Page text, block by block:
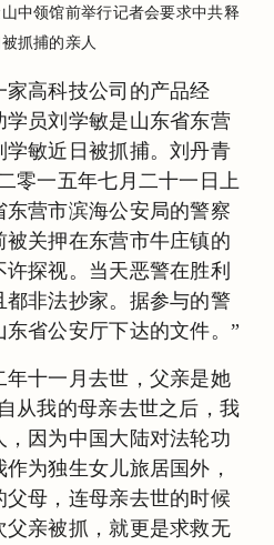
中领馆前举行记者会要求中共释
抓捕的亲人
高科技公司的产品经
员刘学敏是山东省东营
敏近日被抓捕。刘丹青
零一五年七月二十一日上
营市滨海公安局的警察
关押在东营市牛庄镇的
探视。当天恶警在胜利
非法抄家。据参与的警
省公安厅下达的文件。”
十一月去世，父亲是她
从我的母亲去世之后，我
因为中国大陆对法轮功
为独生女儿旅居国外，
母，连母亲去世的时候
亲被抓，就更是求救无